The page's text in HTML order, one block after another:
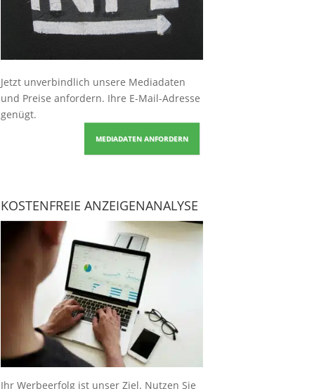
Jetzt unverbindlich unsere Mediadaten
und Preise anfordern. Ihre E-Mail-Adresse
genügt.
MEDIADATEN ANFORDERN
KOSTENFREIE ANZEIGENANALYSE
Ihr Werbeerfolg ist unser Ziel. Nutzen Sie